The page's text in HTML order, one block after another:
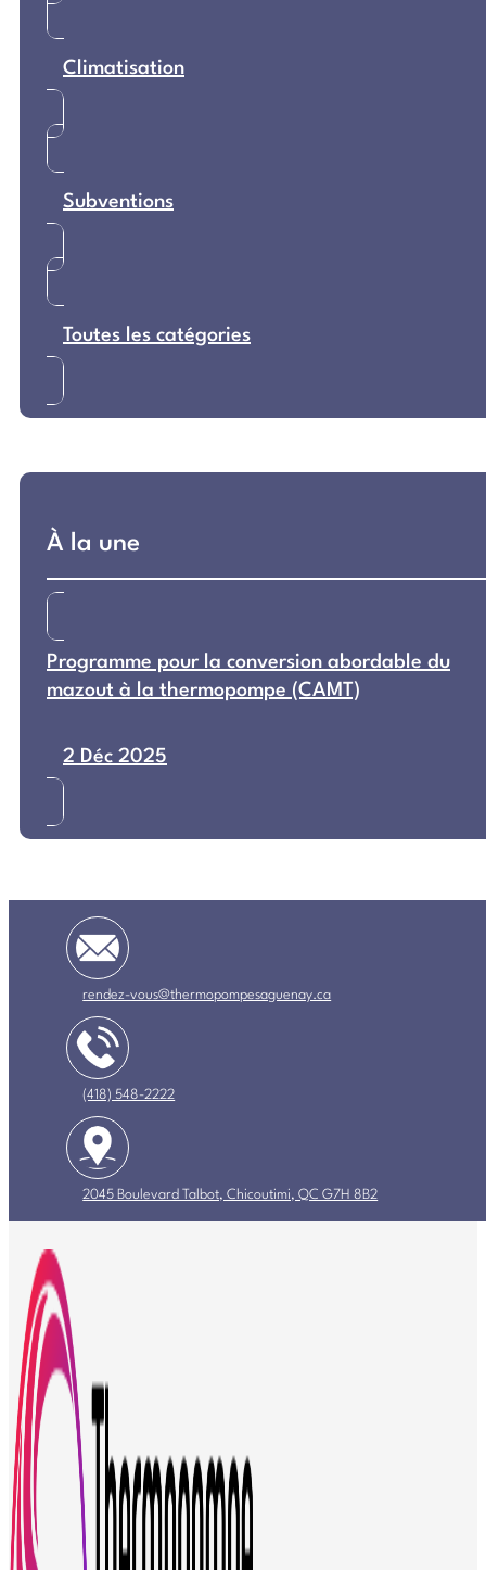
Climatisation
Subventions
Toutes les catégories
À la une
Programme pour la conversion abordable du
mazout à la thermopompe (CAMT)
2 Déc 2025
rendez-vous@thermopompesaguenay.ca
(418) 548-2222
2045 Boulevard Talbot, Chicoutimi, QC G7H 8B2